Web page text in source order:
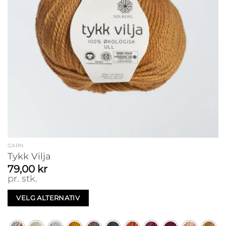
GARN
Tykk Vilja
79,00 kr
pr. stk.
VELG ALTERNATIV
produktet